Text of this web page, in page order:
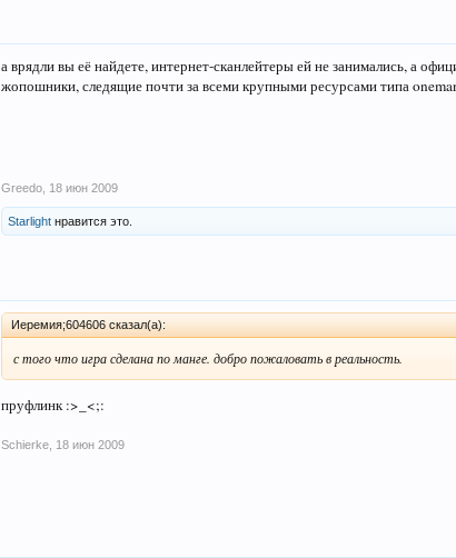
а врядли вы её найдете, интернет-сканлейтеры ей не занимались, а
жопошники, следящие почти за всеми крупными ресурсами типа
Greedo 18 июн 2009
Starlight нравится это.
Иеремия;604606 сказал(а):
с того что игра сделана по манге. добро пожаловать в реальность.
пруфлинк :>_<;:
Schierke 18 июн 2009